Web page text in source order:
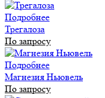
Подробнее
Трегалоза
По запросу
Подробнее
Магнезия Ньювель
По запросу